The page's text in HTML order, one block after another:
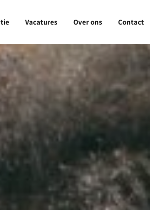
Vacatures Over ons Contact